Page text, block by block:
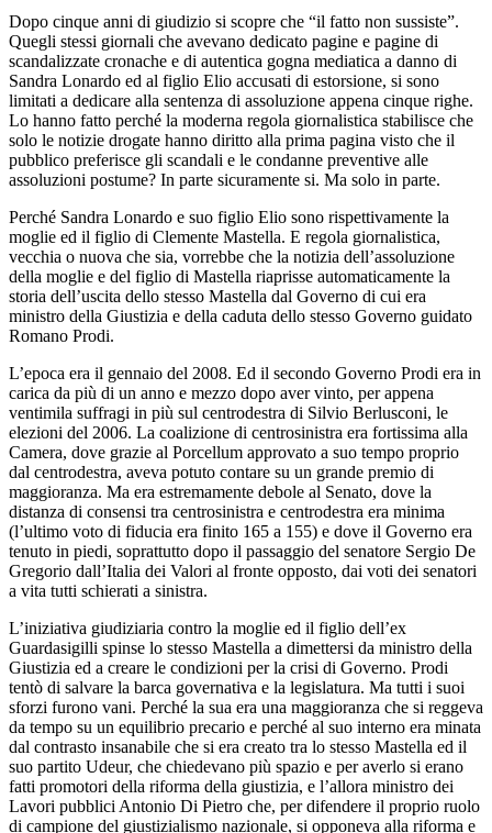
Dopo cinque anni di giudizio si scopre che “il fatto non sussiste”.
Quegli stessi giornali che avevano dedicato pagine e pagine di
scandalizzate cronache e di autentica gogna mediatica a danno di
Sandra Lonardo ed al figlio Elio accusati di estorsione, si sono
limitati a dedicare alla sentenza di assoluzione appena cinque righe.
Lo hanno fatto perché la moderna regola giornalistica stabilisce che
solo le notizie drogate hanno diritto alla prima pagina visto che il
pubblico preferisce gli scandali e le condanne preventive alle
assoluzioni postume? In parte sicuramente si. Ma solo in parte.
Perché Sandra Lonardo e suo figlio Elio sono rispettivamente la
moglie ed il figlio di Clemente Mastella. E regola giornalistica,
vecchia o nuova che sia, vorrebbe che la notizia dell’assoluzione
della moglie e del figlio di Mastella riaprisse automaticamente la
storia dell’uscita dello stesso Mastella dal Governo di cui era
ministro della Giustizia e della caduta dello stesso Governo guidato
Romano Prodi.
L’epoca era il gennaio del 2008. Ed il secondo Governo Prodi era in
carica da più di un anno e mezzo dopo aver vinto, per appena
ventimila suffragi in più sul centrodestra di Silvio Berlusconi, le
elezioni del 2006. La coalizione di centrosinistra era fortissima alla
Camera, dove grazie al Porcellum approvato a suo tempo proprio
dal centrodestra, aveva potuto contare su un grande premio di
maggioranza. Ma era estremamente debole al Senato, dove la
distanza di consensi tra centrosinistra e centrodestra era minima
(l’ultimo voto di fiducia era finito 165 a 155) e dove il Governo era
tenuto in piedi, soprattutto dopo il passaggio del senatore Sergio De
Gregorio dall’Italia dei Valori al fronte opposto, dai voti dei senatori
a vita tutti schierati a sinistra.
L’iniziativa giudiziaria contro la moglie ed il figlio dell’ex
Guardasigilli spinse lo stesso Mastella a dimettersi da ministro della
Giustizia ed a creare le condizioni per la crisi di Governo. Prodi
tentò di salvare la barca governativa e la legislatura. Ma tutti i suoi
sforzi furono vani. Perché la sua era una maggioranza che si reggeva
da tempo su un equilibrio precario e perché al suo interno era minata
dal contrasto insanabile che si era creato tra lo stesso Mastella ed il
suo partito Udeur, che chiedevano più spazio e per averlo si erano
fatti promotori della riforma della giustizia, e l’allora ministro dei
Lavori pubblici Antonio Di Pietro che, per difendere il proprio ruolo
di campione del giustizialismo nazionale, si opponeva alla riforma e